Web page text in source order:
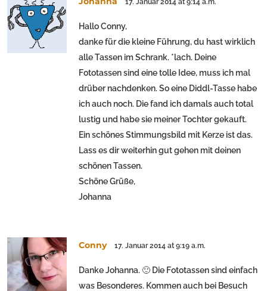
17. Januar 2014 at 9:14 a.m.
Hallo Conny,
danke für die kleine Führung, du hast wirklich
alle Tassen im Schrank. *lach. Deine
Fototassen sind eine tolle Idee, muss ich mal
drüber nachdenken. So eine Diddl-Tasse habe
ich auch noch. Die fand ich damals auch total
lustig und habe sie meiner Tochter gekauft.
Ein schönes Stimmungsbild mit Kerze ist das.
Lass es dir weiterhin gut gehen mit deinen
schönen Tassen.
Schöne Grüße,
Johanna
Conny 17. Januar 2014 at 9:19 a.m.
Danke Johanna. 🙂 Die Fototassen sind einfach
was Besonderes. Kommen auch bei Besuch